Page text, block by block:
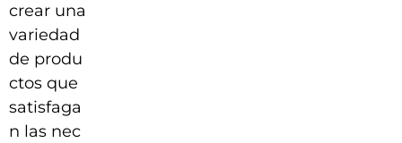
crear una
variedad
de produ
ctos que
satisfaga
n las nec